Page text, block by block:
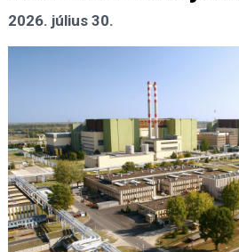
2026. július 30.